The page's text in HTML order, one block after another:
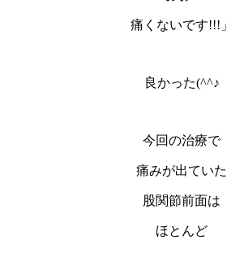
痛くないです!!!」
良かった(^^♪
今回の治療で
痛みが出ていた
股関節前面は
ほとんど